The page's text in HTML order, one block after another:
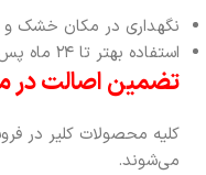
نگهداری در مکان خشک و
استفاده بهتر تا ۲۴ ماه پس از تاریخ تولید
تضمین اصالت در
کلیه محصولات کلیر در
می‌شوند.